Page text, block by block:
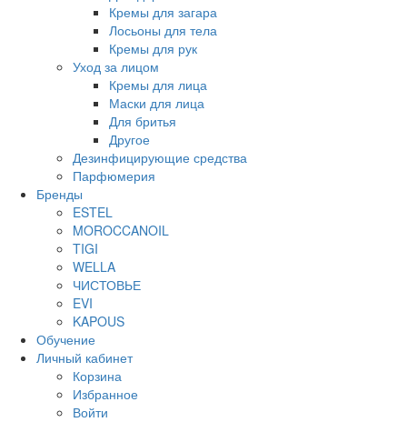
Кремы для загара
Лосьоны для тела
Кремы для рук
Уход за лицом
Кремы для лица
Маски для лица
Для бритья
Другое
Дезинфицирующие средства
Парфюмерия
Бренды
ESTEL
MOROCCANOIL
TIGI
WELLA
ЧИСТОВЬЕ
EVI
KAPOUS
Обучение
Личный кабинет
Корзина
Избранное
Войти